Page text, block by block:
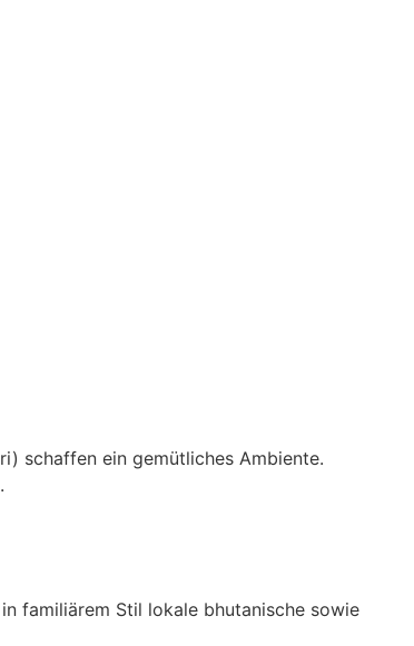
schaffen ein gemütliches Ambiente.
familiärem Stil lokale bhutanische sowie